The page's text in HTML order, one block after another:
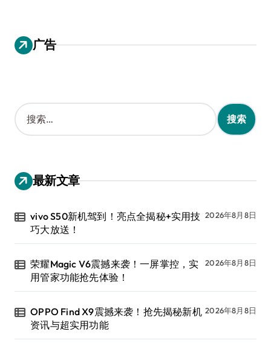
广告
搜
索
：
最新文章
vivo S50新机驾到！亮点全揭秘+实用技
巧大放送！
2026年8月8日
荣耀Magic V6震撼来袭！一屏掌控，实
用管家功能抢先体验！
2026年8月8日
OPPO Find X9震撼来袭！抢先揭秘新机
资讯与超实用功能
2026年8月8日